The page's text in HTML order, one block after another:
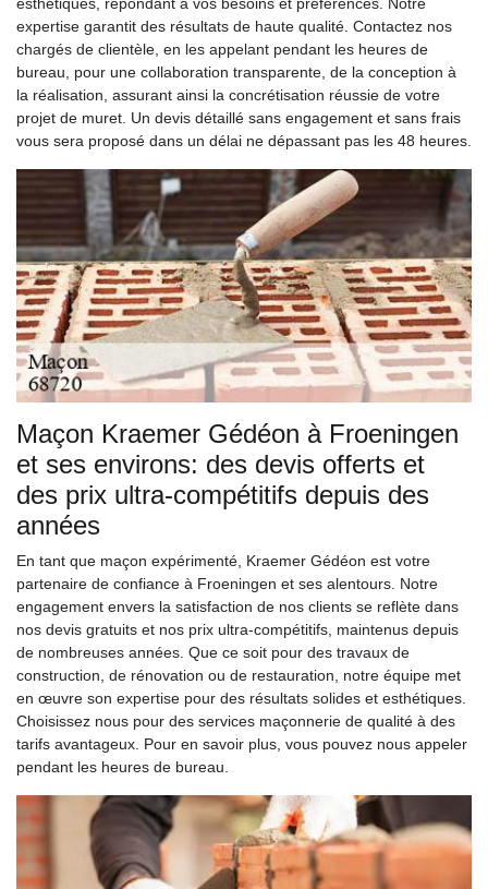
expertise garantit des résultats de haute qualité. Contactez nos
chargés de clientèle, en les appelant pendant les heures de
bureau, pour une collaboration transparente, de la conception à
la réalisation, assurant ainsi la concrétisation réussie de votre
projet de muret. Un devis détaillé sans engagement et sans frais
vous sera proposé dans un délai ne dépassant pas les 48 heures.
Maçon Kraemer Gédéon à Froeningen
et ses environs: des devis offerts et
des prix ultra-compétitifs depuis des
années
En tant que maçon expérimenté, Kraemer Gédéon est votre
partenaire de confiance à Froeningen et ses alentours. Notre
engagement envers la satisfaction de nos clients se reflète dans
nos devis gratuits et nos prix ultra-compétitifs, maintenus depuis
de nombreuses années. Que ce soit pour des travaux de
construction, de rénovation ou de restauration, notre équipe met
en œuvre son expertise pour des résultats solides et esthétiques.
Choisissez nous pour des services maçonnerie de qualité à des
tarifs avantageux. Pour en savoir plus, vous pouvez nous appeler
pendant les heures de bureau.